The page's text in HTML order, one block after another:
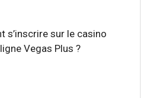
s’inscrire sur le casino
Vegas Plus ?